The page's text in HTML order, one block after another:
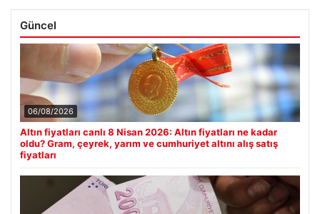
Güncel
06/08/2026
Altın fiyatları canlı 8 Nisan 2026: Altın fiyatları ne kadar
oldu? Gram, çeyrek, yarım ve cumhuriyet altını alış satış
fiyatları